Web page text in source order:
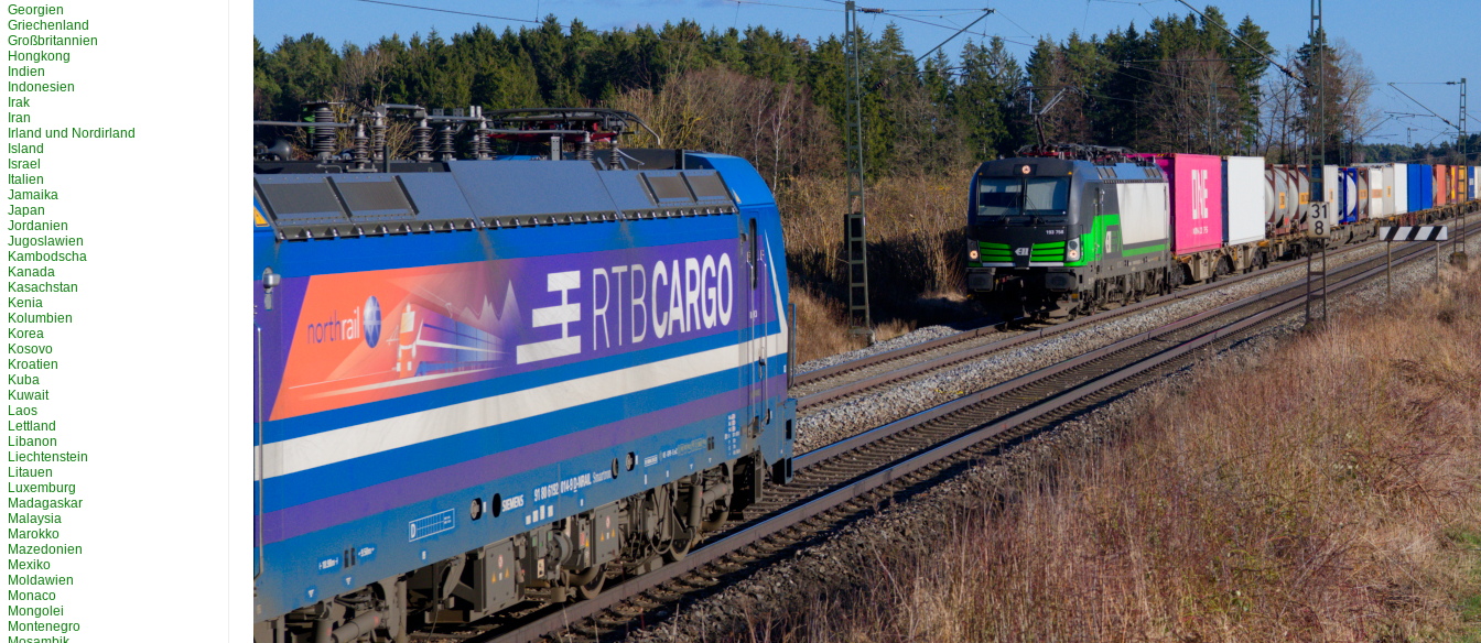
Georgien
Griechenland
Großbritannien
Hongkong
Indien
Indonesien
Irak
Iran
Irland und Nordirland
Island
Israel
Italien
Jamaika
Japan
Jordanien
Jugoslawien
Kambodscha
Kanada
Kasachstan
Kenia
Kolumbien
Korea
Kosovo
Kroatien
Kuba
Kuwait
Laos
Lettland
Libanon
Liechtenstein
Litauen
Luxemburg
Madagaskar
Malaysia
Marokko
Mazedonien
Mexiko
Moldawien
Monaco
Mongolei
Montenegro